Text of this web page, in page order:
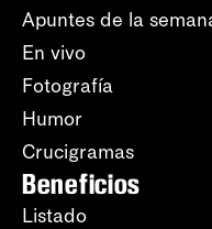
Apuntes de la
En vivo
Fotografía
Humor
Crucigramas
Beneficios
Listado